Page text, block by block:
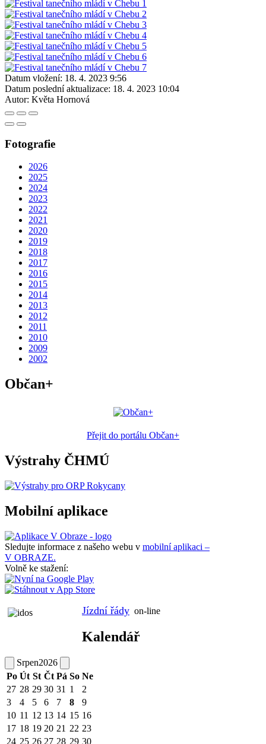
Datum vložení: 18. 4. 2023 9:56
Datum poslední aktualizace: 18. 4. 2023 10:04
Autor: Květa Hornová
Fotografie
2026
2025
2024
2023
2022
2021
2020
2019
2018
2017
2016
2015
2014
2013
2012
2011
2010
2009
2002
Občan+
Přejit do portálu Občan+
Výstrahy ČHMÚ
Mobilní aplikace
Sledujte informace z našeho webu v mobilní aplikaci –
V OBRAZE.
Volně ke stažení:
Jízdní řády on-line
Kalendář
Srpen2026
Po Út St Čt Pá So Ne
27 28 29 30 31 1
2
3
4 5 6 7 8
9
10 11 12 13 14 15 16
17 18 19 20 21 22 23
24 25 26 27 28 29 30